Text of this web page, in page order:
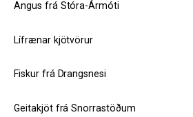
Angus frá Stóra-Ármóti
Lífrænar kjötvörur
Fiskur frá Drangsnesi
Geitakjöt frá Snorrastöðum